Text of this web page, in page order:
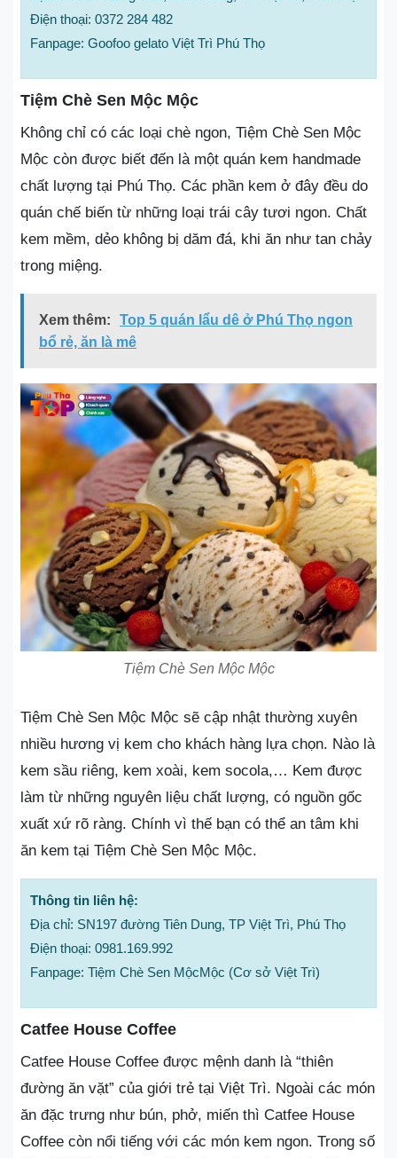
Điện thoại: 0372 284 482
Fanpage: Goofoo gelato Việt Trì Phú Thọ
Tiệm Chè Sen Mộc Mộc
Không chỉ có các loại chè ngon, Tiệm Chè Sen Mộc
Mộc còn được biết đến là một quán kem handmade
chất lượng tại Phú Thọ. Các phần kem ở đây đều do
quán chế biến từ những loại trái cây tươi ngon. Chất
kem mềm, dẻo không bị dăm đá, khi ăn như tan chảy
trong miệng.
Xem thêm:
Top 5 quán lẩu dê ở Phú Thọ ngon
bổ rẻ, ăn là mê
Tiệm Chè Sen Mộc Mộc
Tiệm Chè Sen Mộc Mộc sẽ cập nhật thường xuyên
nhiều hương vị kem cho khách hàng lựa chọn. Nào là
kem sầu riêng, kem xoài, kem socola,… Kem được
làm từ những nguyên liệu chất lượng, có nguồn gốc
xuất xứ rõ ràng. Chính vì thế bạn có thể an tâm khi
ăn kem tại Tiệm Chè Sen Mộc Mộc.
Thông tin liên hệ:
Địa chỉ: SN197 đường Tiên Dung, TP Việt Trì, Phú Thọ
Điện thoại: 0981.169.992
Fanpage: Tiệm Chè Sen MộcMộc (Cơ sở Việt Trì)
Catfee House Coffee
Catfee House Coffee được mệnh danh là “thiên
đường ăn vặt” của giới trẻ tại Việt Trì. Ngoài các món
ăn đặc trưng như bún, phở, miến thì Catfee House
Coffee còn nổi tiếng với các món kem ngon. Trong số